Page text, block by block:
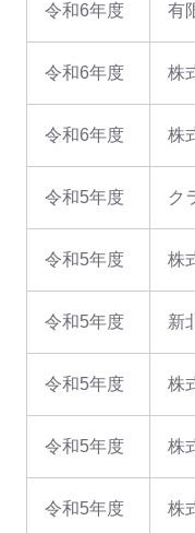
令和6年度 有
令和6年度 株
令和6年度 株
令和5年度 ク
令和5年度 株
令和5年度 新
令和5年度 株
令和5年度 株
令和5年度 株